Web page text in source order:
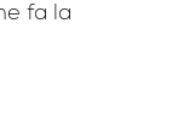
fa la